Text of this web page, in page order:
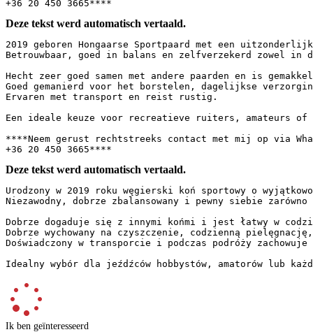
+36 20 450 3665****
Deze tekst werd automatisch vertaald.
2019 geboren Hongaarse Sportpaard met een
Betrouwbaar, goed in balans en zelfverzekerd zowel
Hecht zeer goed samen met andere paarden en is
Goed gemanierd voor het borstelen, dagelijkse
Ervaren met transport en reist rustig.
Een ideale keuze voor recreatieve ruiters,
****Neem gerust rechtstreeks contact met mij op via
+36 20 450 3665****
Deze tekst werd automatisch vertaald.
Urodzony w 2019 roku węgierski koń sportowy o
Niezawodny, dobrze zbalansowany i pewny siebie
Dobrze dogaduje się z innymi końmi i jest łatwy w
Dobrze wychowany na czyszczenie, codzienną
Doświadczony w transporcie i podczas podróży
Idealny wybór dla jeźdźców hobbystów, amatorów lub
Ik ben geïnteresseerd